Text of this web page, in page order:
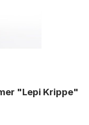
"Lepi Krippe"